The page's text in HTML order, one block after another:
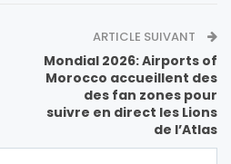
ARTICLE SUIVANT
Mondial 2026: Airports of
Morocco accueillent des
des fan zones pour
suivre en direct les Lions
de l’Atlas